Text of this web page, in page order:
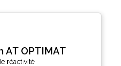
AT OPTIMAT
réactivité